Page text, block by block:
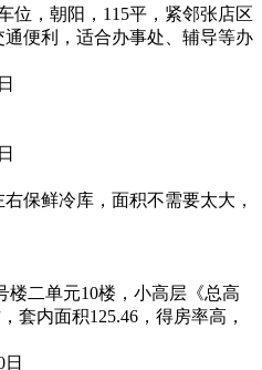
位，朝阳，115平，紧邻张店区
便利，适合办事处、辅导等办
保鲜冷库，面积不需要太大，
楼二单元10楼，小高层《总高
套内面积125.46，得房率高，